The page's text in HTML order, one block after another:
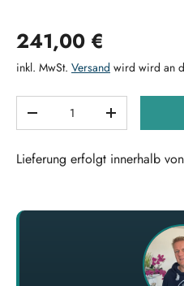
Normaler Preis
241,00 €
inkl. MwSt. Versand wird wird an
MENGE VERRINGERN
MENGE
Lieferung erfolgt innerhalb